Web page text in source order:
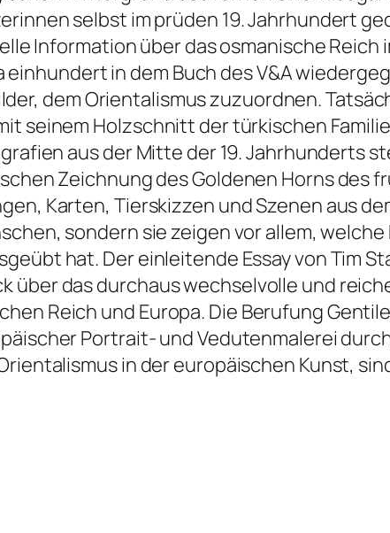
selbst im prüden 19. Jahrhundert
Information über das osmanische Reich
in dem Buch des V&A
dem Orientalismus zuzuordnen.
seinem Holzschnitt der türkischen
aus der Mitte der 19. Jahrhunderts
Zeichnung des Goldenen Horns des
Karten, Tierskizzen und Szenen aus
sondern sie zeigen vor allem,
hat. Der einleitende Essay von Tim
über das durchaus wechselvolle und
Reich und Europa. Die Berufung
Portrait- und Vedutenmalerei
in der europäischen Kunst,